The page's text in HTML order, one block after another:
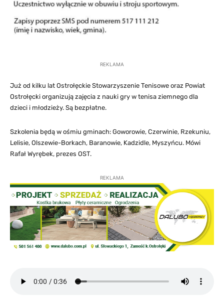
REKLAMA
Już od kilku lat Ostrołęckie Stowarzyszenie Tenisowe oraz Powiat
Ostrołęcki organizują zajęcia z nauki gry w tenisa ziemnego dla
dzieci i młodzieży. Są bezpłatne.
Szkolenia będą w ośmiu gminach: Goworowie, Czerwinie, Rzekuniu,
Lelisie, Olszewie-Borkach, Baranowie, Kadzidle, Myszyńcu. Mówi
Rafał Wyrębek, prezes OST.
REKLAMA